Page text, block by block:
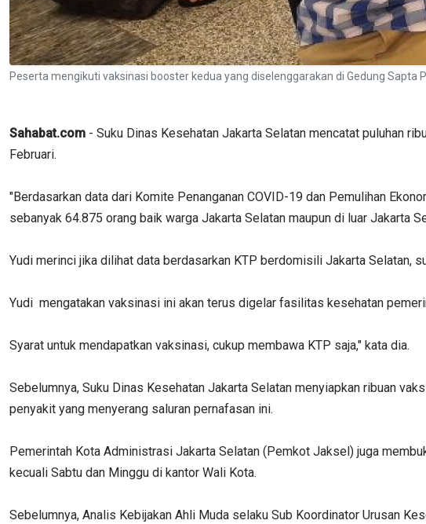
Peserta mengikuti vaksinasi booster kedua yang diselenggarakan di Gedung
Sahabat.com - Suku Dinas Kesehatan Jakarta Selatan mencatat puluhan
Februari.
"Berdasarkan data dari Komite Penanganan COVID-19 dan Pemulihan
sebanyak 64.875 orang baik warga Jakarta Selatan maupun di luar Jakarta
Yudi merinci jika dilihat data berdasarkan KTP berdomisili Jakarta Selatan,
Yudi mengatakan vaksinasi ini akan terus digelar fasilitas kesehatan
Syarat untuk mendapatkan vaksinasi, cukup membawa KTP saja," kata dia.
Sebelumnya, Suku Dinas Kesehatan Jakarta Selatan menyiapkan ribuan
penyakit yang menyerang saluran pernafasan ini.
Pemerintah Kota Administrasi Jakarta Selatan (Pemkot Jaksel) juga
kecuali Sabtu dan Minggu di kantor Wali Kota.
Sebelumnya, Analis Kebijakan Ahli Muda selaku Sub Koordinator Urusan